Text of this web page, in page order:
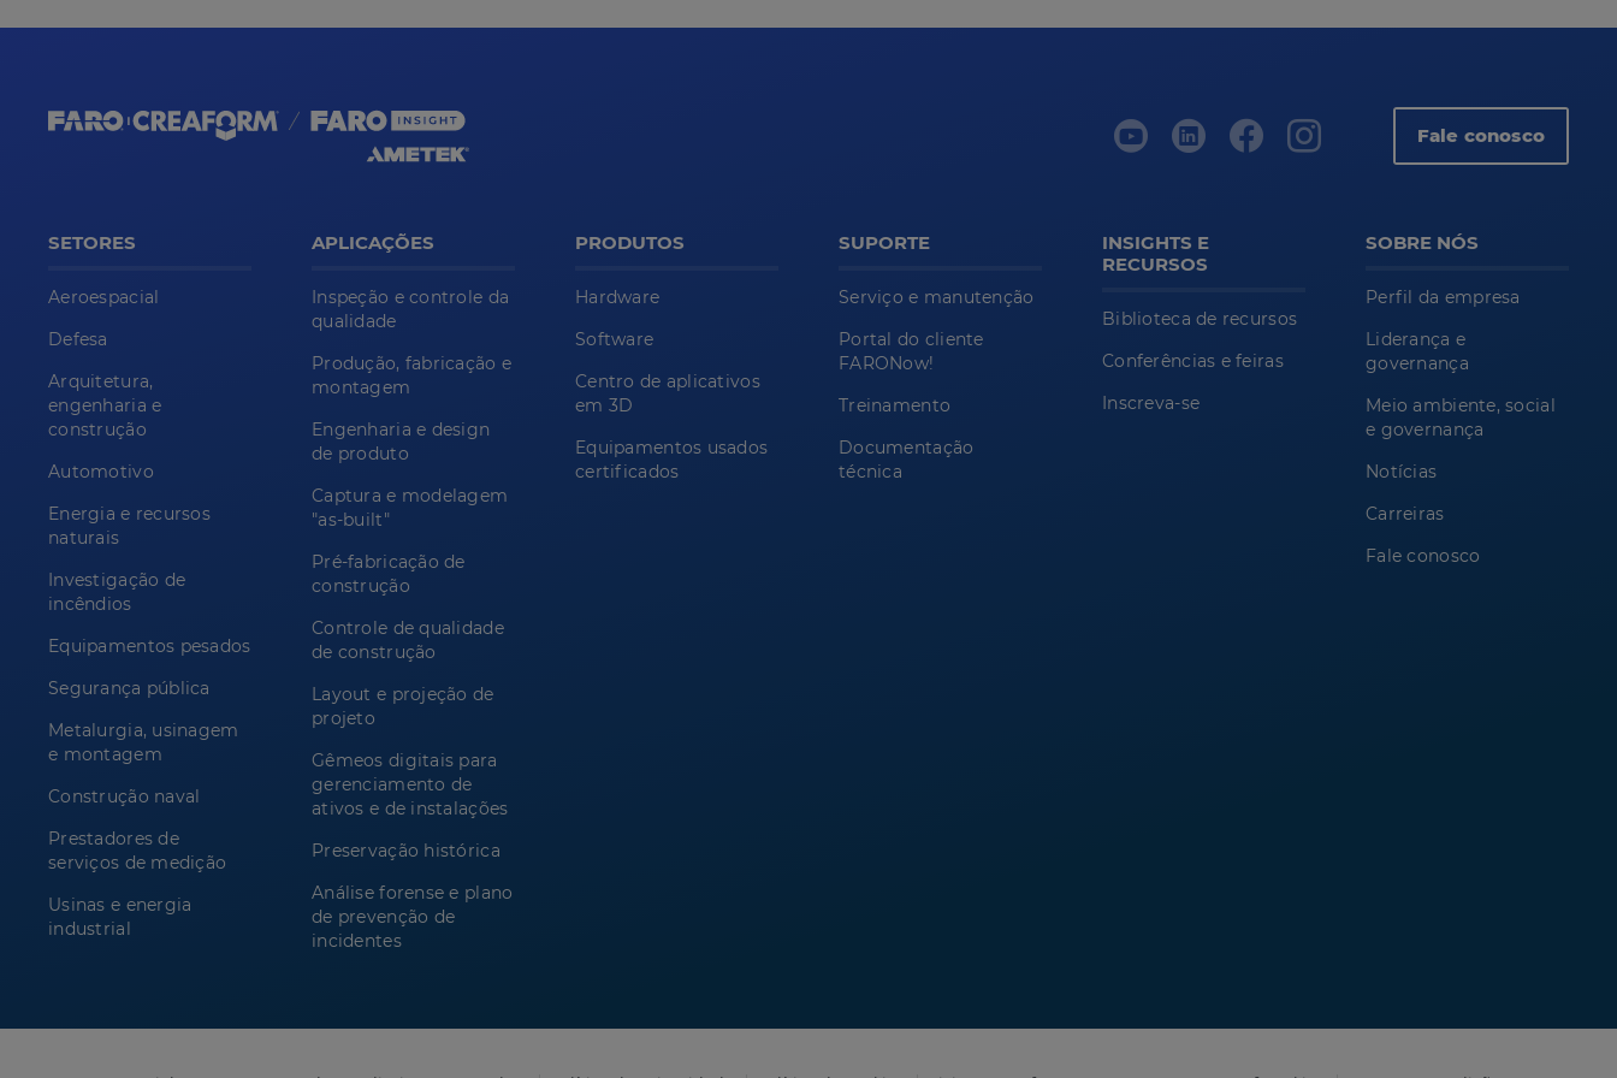
Fale conosco
SETORES
Aeroespacial
Defesa
Arquitetura,
engenharia e
construção
Automotivo
Energia e recursos
naturais
Investigação de
incêndios
Equipamentos pesados
Segurança pública
Metalurgia, usinagem
e montagem
Construção naval
Prestadores de
serviços de medição
Usinas e energia
industrial
APLICAÇÕES
Inspeção e controle da
qualidade
Produção, fabricação e
montagem
Engenharia e design
de produto
Captura e modelagem
"as-built"
Pré-fabricação de
construção
Controle de qualidade
de construção
Layout e projeção de
projeto
Gêmeos digitais para
gerenciamento de
ativos e de instalações
Preservação histórica
Análise forense e plano
de prevenção de
incidentes
PRODUTOS
Hardware
Software
Centro de aplicativos
em 3D
Equipamentos usados
certificados
SUPORTE
Serviço e manutenção
Portal do cliente
FARONow!
Treinamento
Documentação
técnica
INSIGHTS E
RECURSOS
Biblioteca de recursos
Conferências e feiras
Inscreva-se
SOBRE NÓS
Perfil da empresa
Liderança e
governança
Meio ambiente, social
e governança
Notícias
Carreiras
Fale conosco